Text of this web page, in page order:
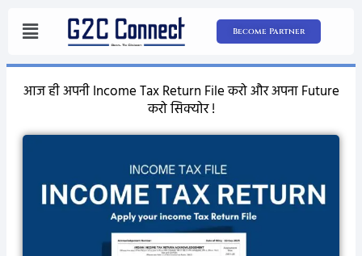
Become Partner
आज ही अपनी Income Tax Return File करो और अपना Future
करो सिक्योर !